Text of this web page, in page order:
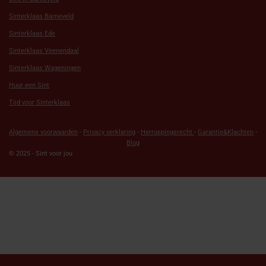
Sinterklaas Barneveld
Sinterklaas Ede
Sinterklaas Veenendaal
Sinterklaas Wageningen
Huur een Sint
Tijd voor Sinterklaas
Algemene voorwaarden - Privacy verklaring - Herroepingsrecht - Garantie&Klachten -
Blog
© 2025 - Sint voor jou